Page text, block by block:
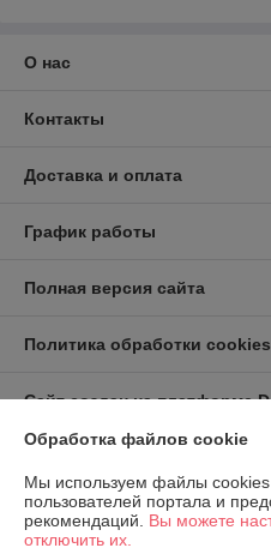
О нас
Контакты
Доставка и оплата
График работы
Полная версия сайта
Политика обработки cookies
Сайт создан на платформе
Информация для покупателя
Юридическое лицо:ООО «Флорист
220067, Республика Беларусь,
Обработка файлов cookie
Мы используем файлы cookies
пользователей портала и
рекомендаций. Вы можете
отключить их.